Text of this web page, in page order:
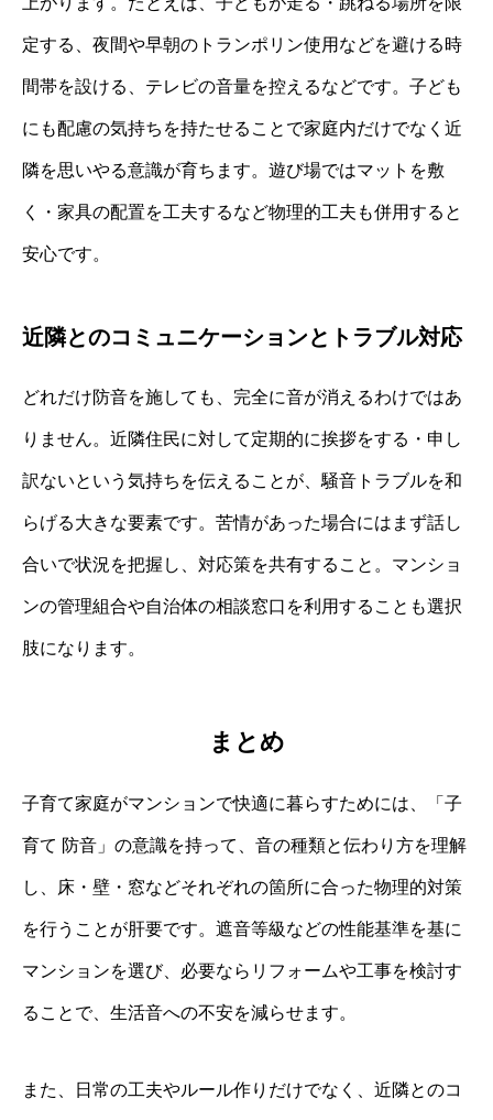
定する、夜間や早朝のトランポリン使用などを避ける時
間帯を設ける、テレビの音量を控えるなどです。子ども
にも配慮の気持ちを持たせることで家庭内だけでなく近
隣を思いやる意識が育ちます。遊び場ではマットを敷
く・家具の配置を工夫するなど物理的工夫も併用すると
安心です。
近隣とのコミュニケーションとトラブル対応
どれだけ防音を施しても、完全に音が消えるわけではあ
りません。近隣住民に対して定期的に挨拶をする・申し
訳ないという気持ちを伝えることが、騒音トラブルを和
らげる大きな要素です。苦情があった場合にはまず話し
合いで状況を把握し、対応策を共有すること。マンショ
ンの管理組合や自治体の相談窓口を利用することも選択
肢になります。
まとめ
子育て家庭がマンションで快適に暮らすためには、「子
育て 防音」の意識を持って、音の種類と伝わり方を理解
し、床・壁・窓などそれぞれの箇所に合った物理的対策
を行うことが肝要です。遮音等級などの性能基準を基に
マンションを選び、必要ならリフォームや工事を検討す
ることで、生活音への不安を減らせます。
また、日常の工夫やルール作りだけでなく、近隣とのコ